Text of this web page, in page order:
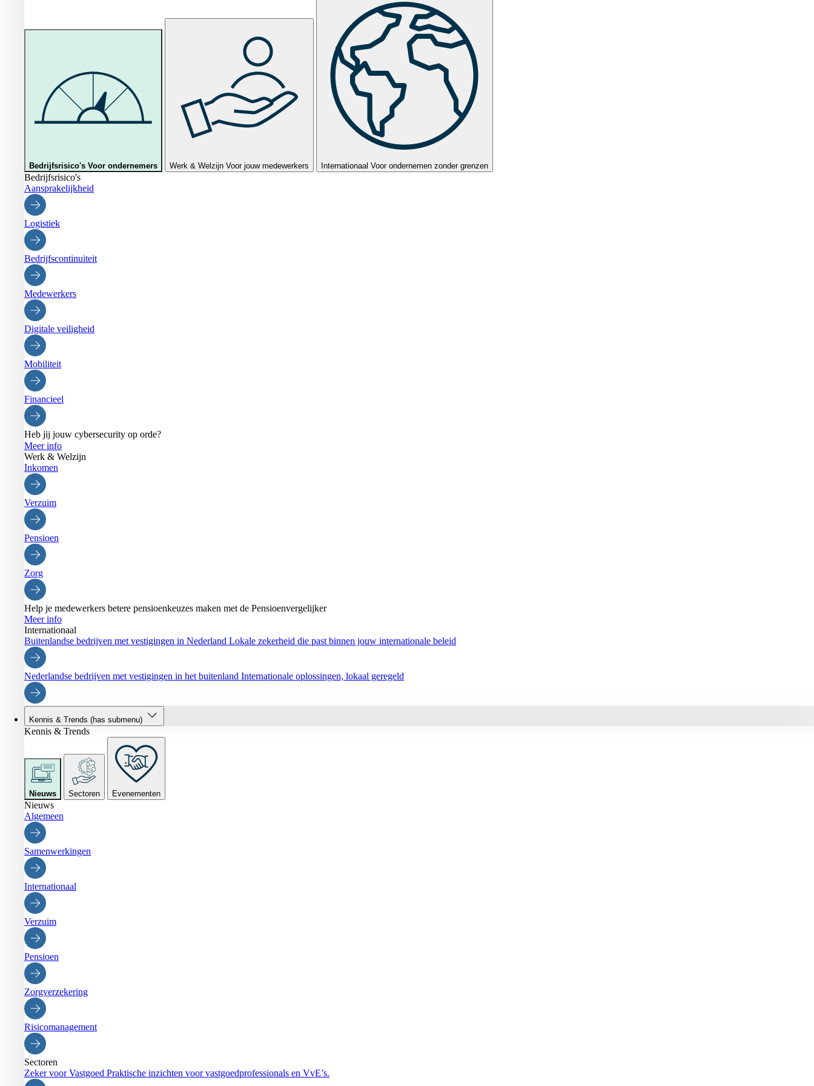
Bedrijfsrisico's Voor ondernemers Werk & Welzijn Voor jouw medewerkers Internationaal Voor ondernemen zonder grenzen
Bedrijfsrisico's
Aansprakelijkheid
Logistiek
Bedrijfscontinuiteit
Medewerkers
Digitale veiligheid
Mobiliteit
Financieel
Heb jij jouw cybersecurity op orde?
Meer info
Werk & Welzijn
Inkomen
Verzuim
Pensioen
Zorg
Help je medewerkers betere pensioenkeuzes maken met de Pensioenvergelijker
Meer info
Internationaal
Buitenlandse bedrijven met vestigingen in Nederland Lokale zekerheid die past binnen jouw internationale beleid
Nederlandse bedrijven met vestigingen in het buitenland Internationale oplossingen, lokaal geregeld
Kennis & Trends (has submenu)
Kennis & Trends
Nieuws Sectoren Evenementen
Nieuws
Algemeen
Samenwerkingen
Internationaal
Verzuim
Pensioen
Zorgverzekering
Risicomanagement
Sectoren
Zeker voor Vastgoed Praktische inzichten voor vastgoedprofessionals en VvE’s.